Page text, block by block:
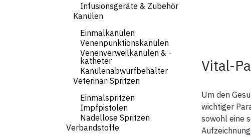
Infusionsgeräte & Zubehör
Kanülen
Einmalkanülen
Venenpunktionskanülen
Venenverweilkanülen & -
katheter
Kanülenabwurfbehälter
Veterinär-Spritzen
Einmalspritzen
Impfpistolen
Nadellose Spritzen
Verbandstoffe
Vital-
Um den
wichtiger
sowohl eine